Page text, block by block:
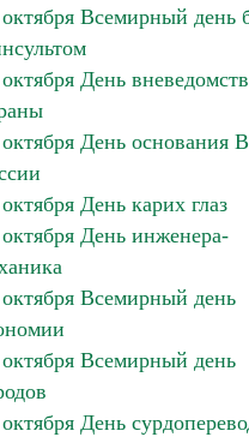
Всемирный день
День
День основания
День карих глаз
День инженера-
Всемирный день
Всемирный день
День